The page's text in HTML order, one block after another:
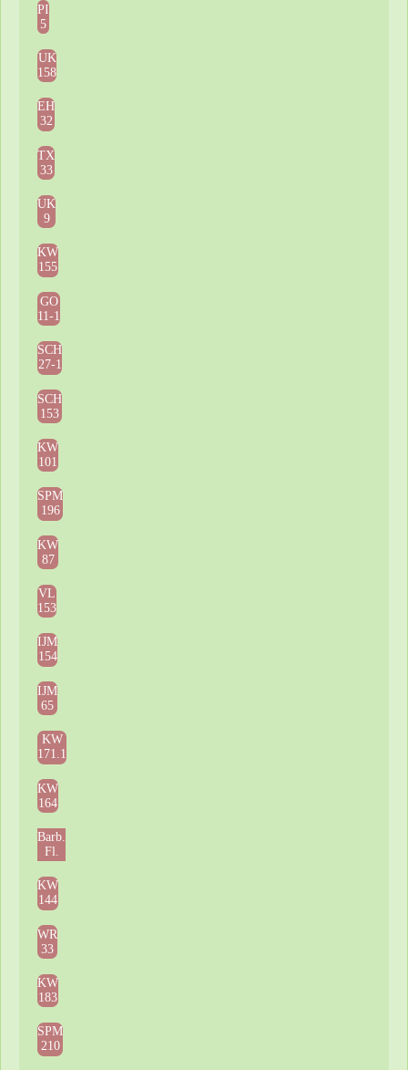
PI
5
UK
158
EH
32
TX
33
UK
9
KW
155
GO
11-1
SCH
27-1
SCH
153
KW
101
SPM
196
KW
87
VL
153
IJM
154
IJM
65
KW
171.1
KW
164
Barb.
Fl.
KW
144
WR
33
KW
183
SPM
210